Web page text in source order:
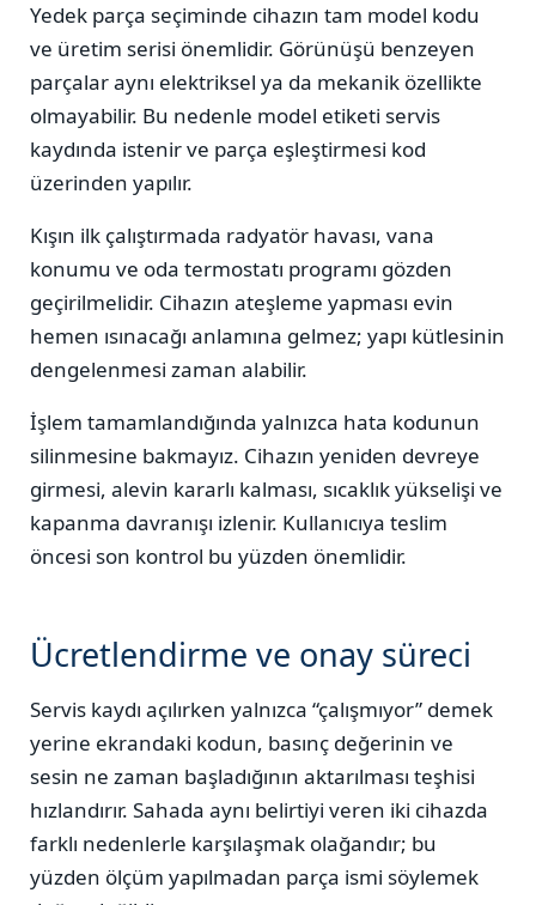
Yedek parça seçiminde cihazın tam model kodu
ve üretim serisi önemlidir. Görünüşü benzeyen
parçalar aynı elektriksel ya da mekanik özellikte
olmayabilir. Bu nedenle model etiketi servis
kaydında istenir ve parça eşleştirmesi kod
üzerinden yapılır.
Kışın ilk çalıştırmada radyatör havası, vana
konumu ve oda termostatı programı gözden
geçirilmelidir. Cihazın ateşleme yapması evin
hemen ısınacağı anlamına gelmez; yapı kütlesinin
dengelenmesi zaman alabilir.
İşlem tamamlandığında yalnızca hata kodunun
silinmesine bakmayız. Cihazın yeniden devreye
girmesi, alevin kararlı kalması, sıcaklık yükselişi ve
kapanma davranışı izlenir. Kullanıcıya teslim
öncesi son kontrol bu yüzden önemlidir.
Ücretlendirme ve onay süreci
Servis kaydı açılırken yalnızca “çalışmıyor” demek
yerine ekrandaki kodun, basınç değerinin ve
sesin ne zaman başladığının aktarılması teşhisi
hızlandırır. Sahada aynı belirtiyi veren iki cihazda
farklı nedenlerle karşılaşmak olağandır; bu
yüzden ölçüm yapılmadan parça ismi söylemek